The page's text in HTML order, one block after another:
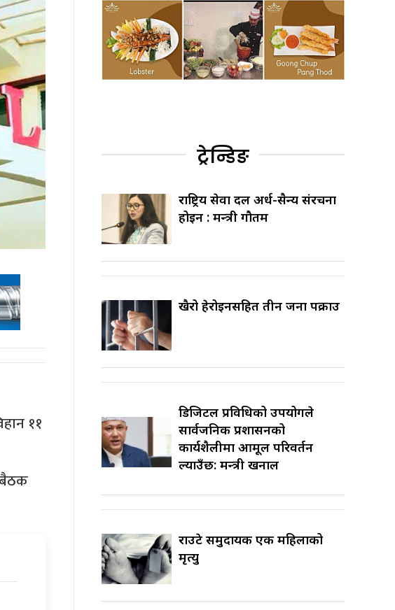
११
बैठक
ट्रेन्डिङ
राष्ट्रिय सेवा दल अर्ध-सैन्य संरचना
होइन : मन्त्री गौतम
खैरो हेरोइनसहित तीन जना पक्राउ
डिजिटल प्रविधिको उपयोगले
सार्वजनिक प्रशासनको
कार्यशैलीमा आमूल परिवर्तन
ल्याउँछ: मन्त्री खनाल
राउटे समुदायकी एक महिलाको
मृत्यु